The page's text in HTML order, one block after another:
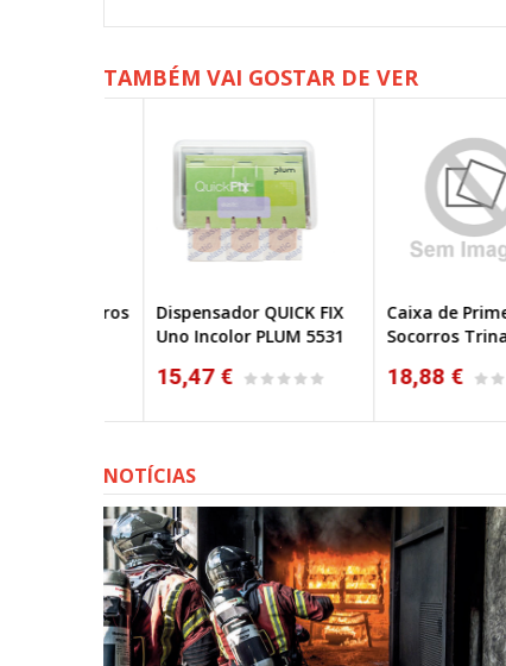
TAMBÉM VAI GOSTAR DE VER
Dispensador QUICK FIX
Uno Incolor PLUM 5531
15,47 €
Caixa de Primeiros
Socorros Trina (P)
18,88 €
NOTÍCIAS